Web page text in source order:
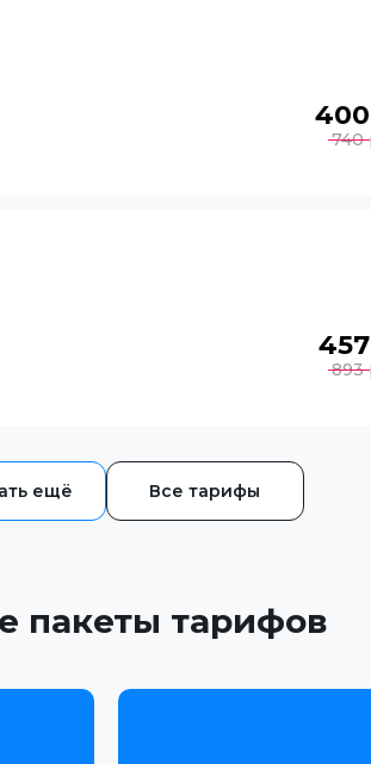
400
740
457
893
Все тарифы
пакеты тарифов